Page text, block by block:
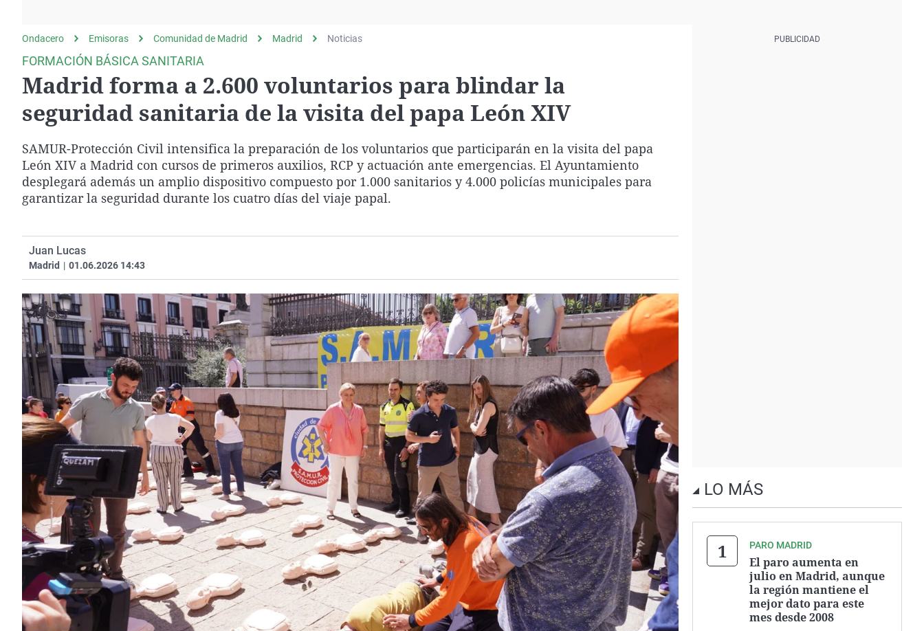
gato
Operación Viuda
Negra
Navarra
Ondacero Emisoras Comunidad de Madrid Madrid Noticias
FORMACIÓN BÁSICA SANITARIA
Madrid forma a 2.600 voluntarios para blindar la
seguridad sanitaria de la visita del papa León XIV
SAMUR-Protección Civil intensifica la preparación de los voluntarios que participarán en la visita del papa
León XIV a Madrid con cursos de primeros auxilios, RCP y actuación ante emergencias. El Ayuntamiento
desplegará además un amplio dispositivo compuesto por 1.000 sanitarios y 4.000 policías municipales para
garantizar la seguridad durante los cuatro días del viaje papal.
Juan Lucas
Madrid | 01.06.2026 14:43
LO MÁS
PARO MADRID
El paro aumenta en
julio en Madrid, aunque
la región mantiene el
mejor dato para este
mes desde 2008